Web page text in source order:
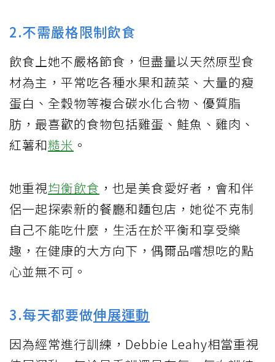
2.不需嚴格限制飲食
飲食上她不嚴格節食，但盡量以天然原型食
材為主，平常吃各種水果和蔬菜、大量的瘦
蛋白、全穀物等複合碳水化合物、優質脂
肪，最喜歡的食物包括雞蛋、鮭魚、雞肉、
紅薯和糙米 。
她重視均衡飲食 ，也是美食愛好者，會和伴
侶一起探索新的餐廳和麵包店，她從不克制
自己不能吃什麼，生活在於平衡和享受樂
趣，在健康的大方向下，偶爾品嚐想吃的點
心並無不可。
3.每天都要做伸展運動
因為經常進行訓練，Debbie Leahy相當重視